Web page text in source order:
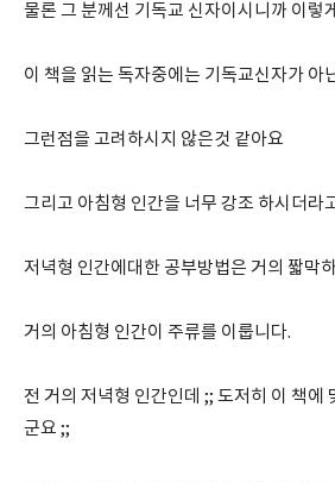
물론 그 분께선 기독교 신자이시니까 이렇
이 책을 읽는 독자중에는 기독교신자가 아
그런점을 고려하시지 않은것 같아요
그리고 아침형 인간을 너무 강조 하시더라
저녁형 인간에대한 공부방법은 거의 짧막
거의 아침형 인간이 주류를 이룹니다.
전 거의 저녁형 인간인데 ;; 도저히 이 책에
군요 ;;